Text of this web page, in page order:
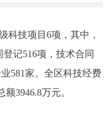
科技项目6项，其中，
记516项，技术合同
581家。全区科技经费
3946.8万元。